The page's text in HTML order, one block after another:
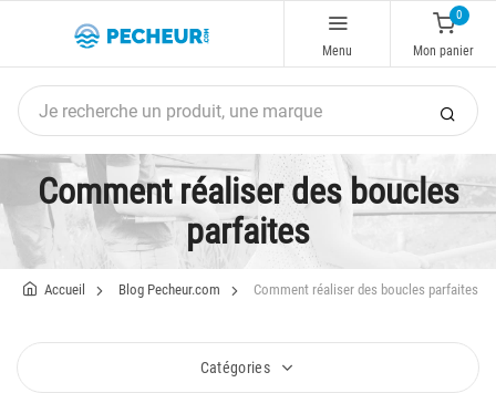
Menu
0
Mon panier
Comment réaliser des boucles
parfaites
Accueil Blog Pecheur.com Comment réaliser des boucles parfaites
Catégories